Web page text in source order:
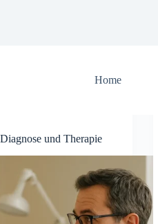
Home
und Therapie